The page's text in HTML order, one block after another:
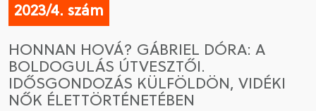
CSATLAKOZÁS A TÁRSASÁGHOZ / MEGÚJÍTOM A
TAGSÁGOMAT
2023/4. szám
HONNAN HOVÁ? GÁBRIEL DÓRA: A
BOLDOGULÁS ÚTVESZTŐI.
IDŐSGONDOZÁS KÜLFÖLDÖN, VIDÉKI
NŐK ÉLETTÖRTÉNETÉBEN